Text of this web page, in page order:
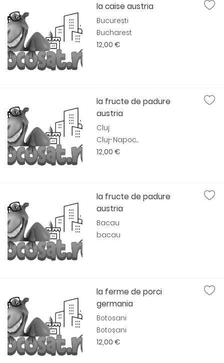
la caise austria
București
Bucharest
12,00 €
la fructe de padure
austria
Cluj
Cluj-Napoc...
12,00 €
la fructe de padure
austria
Bacau
bacau
la ferme de porci
germania
Botosani
Botoșani
12,00 €